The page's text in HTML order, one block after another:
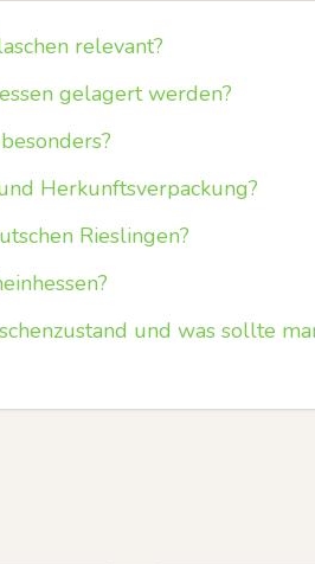
relevant?
gelagert werden?
Herkunftsverpackung?
Rieslingen?
und was sollte